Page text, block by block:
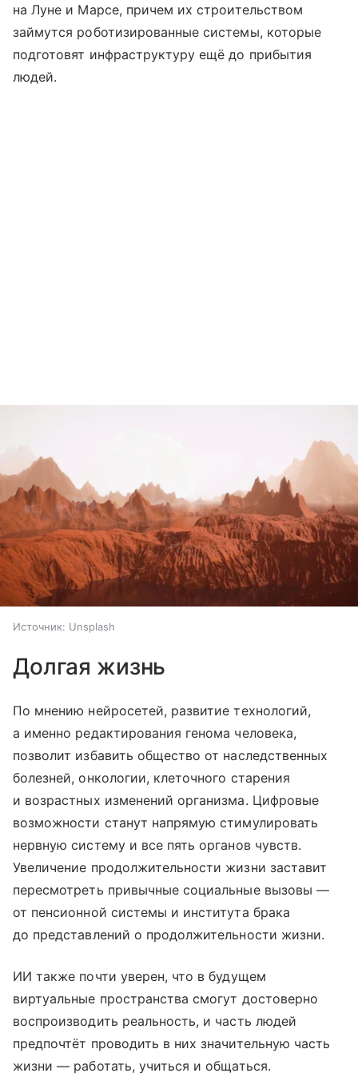
на Луне и Марсе, причем их строительством
займутся роботизированные системы, которые
подготовят инфраструктуру ещё до прибытия
людей.
Источник: Unsplash
Долгая жизнь
По мнению нейросетей, развитие технологий,
а именно редактирования генома человека,
позволит избавить общество от наследственных
болезней, онкологии, клеточного старения
и возрастных изменений организма. Цифровые
возможности станут напрямую стимулировать
нервную систему и все пять органов чувств.
Увеличение продолжительности жизни заставит
пересмотреть привычные социальные вызовы —
от пенсионной системы и института брака
до представлений о продолжительности жизни.
ИИ также почти уверен, что в будущем
виртуальные пространства смогут достоверно
воспроизводить реальность, и часть людей
предпочтёт проводить в них значительную часть
жизни — работать, учиться и общаться.